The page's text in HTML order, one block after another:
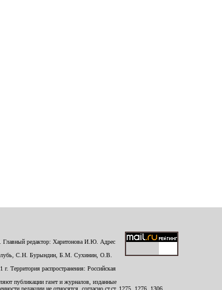
Главный редактор: Харитонова И.Ю. Адрес
С.Н. Бурындин, Б.М. Сухинин, О.В.
Территория распространения: Российская
публикации газет и журналов, изданные
редакции не относятся, согласно ст.ст. 1275, 1276, 1306